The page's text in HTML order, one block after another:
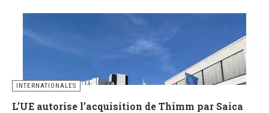
INTERNATIONALES
L’UE autorise l’acquisition de Thimm par Saica